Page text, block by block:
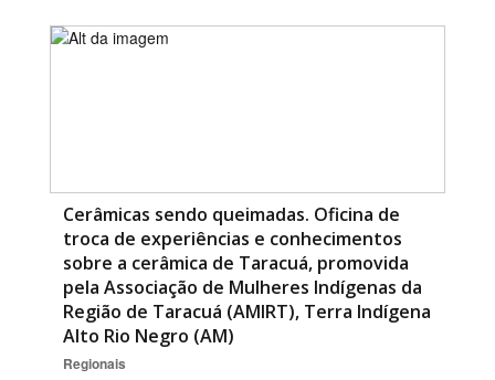
Cerâmicas sendo queimadas. Oficina de
troca de experiências e conhecimentos
sobre a cerâmica de Taracuá, promovida
pela Associação de Mulheres Indígenas da
Região de Taracuá (AMIRT), Terra Indígena
Alto Rio Negro (AM)
Regionais